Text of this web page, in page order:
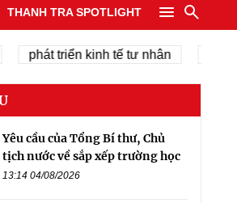
THANH TRA SPOTLIGHT
phát triển kinh tế tư nhân
Yêu cầu của Tổng Bí thư, Chủ
tịch nước về sắp xếp trường học
13:14 04/08/2026